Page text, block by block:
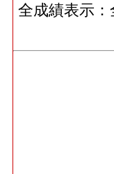
全成績表示